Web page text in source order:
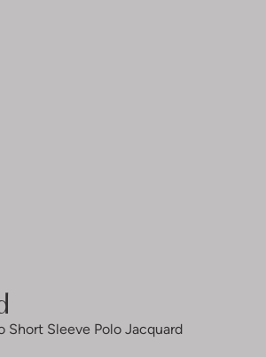
Short Sleeve Polo Jacquard